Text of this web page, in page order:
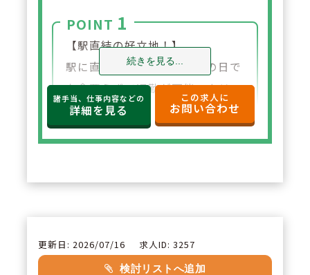
POINT 1
【駅直結の好立地！】
駅に直結しているので、雨の日で
も傘要らずで通勤が可能。クリニ
ック5診からの処方箋を中心に幅
広い処方を経験することも可能で
心して働ける環境。】
電子薬歴、軟膏練り機、全自動分
続きを見る...
諸手当、仕事内容などの
詳細を見る
この求人に
お問い合わせ
更新日: 2026/07/16 求人ID: 3257
検討リストへ追加